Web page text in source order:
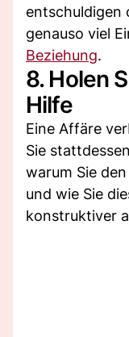
entschuldigen
genauso viel
Beziehung.
8. Holen
Hilfe
Eine Affäre
Sie
warum Sie
und wie Sie
konstruktiver